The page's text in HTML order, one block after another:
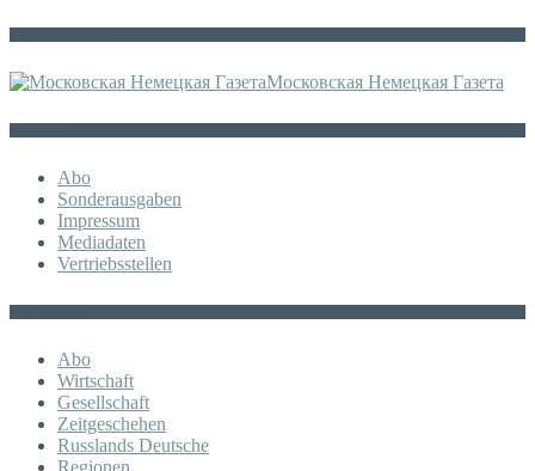
Московская Немецкая Газета
Abo
Sonderausgaben
Impressum
Mediadaten
Vertriebsstellen
Abo
Wirtschaft
Gesellschaft
Zeitgeschehen
Russlands Deutsche
Regionen